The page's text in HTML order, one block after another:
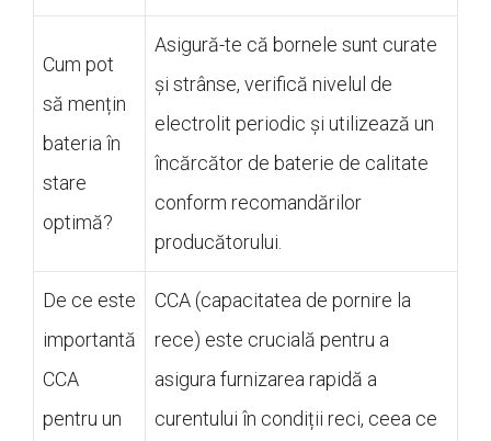
Cum pot
să mențin
bateria în
stare
optimă?
Asigură-te că bornele sunt curate
și strânse, verifică nivelul de
electrolit periodic și utilizează un
încărcător de baterie de calitate
conform recomandărilor
producătorului.
De ce este
importantă
CCA
pentru un
CCA (capacitatea de pornire la
rece) este crucială pentru a
asigura furnizarea rapidă a
curentului în condiții reci, ceea ce